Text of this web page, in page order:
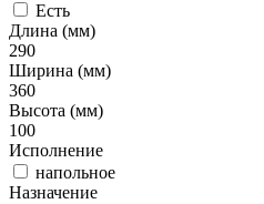
Есть
Длина (мм)
290
Ширина (мм)
360
Высота (мм)
100
Исполнение
напольное
Назначение